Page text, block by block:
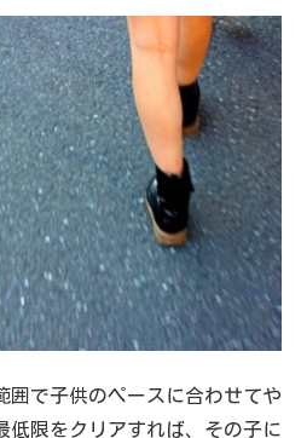
囲で子供のペースに合わせてや
低限をクリアすれば、その子に